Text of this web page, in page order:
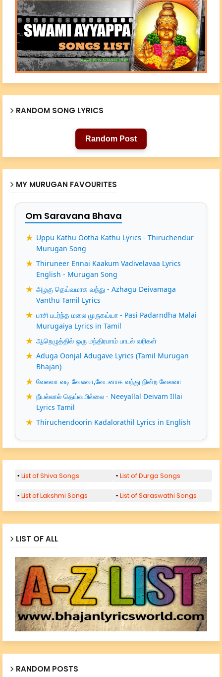
RANDOM SONG LYRICS
Random Post
MY MURUGAN FAVOURITES
Om Saravana Bhava
Uppu Kathu Ootha Kathu Lyrics - Thiruchendur
Murugan Song
Thiruneer Ennai Kaakum Vadivelavaa Lyrics
English - Murugan Song
அழகு தெய்வமாக வந்து - Azhagu Deivamaga
Vanthu Tamil Lyrics
பாசி படர்ந்த மலை முருகய்யா - Pasi Padarndha Malai
Murugaiya Lyrics in Tamil
ஆறெழுத்தில் ஒரு மந்திரமாம் பாடல் வரிகள்
Aduga Oonjal Adugave Lyrics (Tamil Murugan
Bhajan)
வேலவா வடி வேலவா,வேடனாக வந்து நின்ற வேலவா
நீயல்லால் தெய்வமில்லை - Neeyallal Deivam Illai
Lyrics Tamil
Thiruchendoorin Kadalorathil Lyrics in English
List of Shiva Songs List of Durga Songs
List of Lakshmi Songs List of Saraswathi Songs
LIST OF ALL
RANDOM POSTS